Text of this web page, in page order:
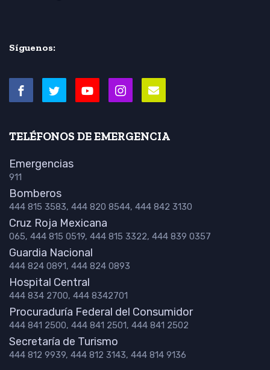
Síguenos:
TELÉFONOS DE EMERGENCIA
Emergencias
911
Bomberos
444 815 3583, 444 820 8544, 444 842 3130
Cruz Roja Mexicana
065, 444 815 0519, 444 815 3322, 444 839 0357
Guardia Nacional
444 824 0891, 444 824 0893
Hospital Central
444 834 2700, 444 8342701
Procuraduría Federal del Consumidor
444 841 2500, 444 841 2501, 444 841 2502
Secretaría de Turismo
444 812 9939, 444 812 3143, 444 814 9136